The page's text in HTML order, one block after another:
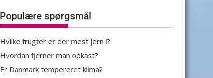
Populære spørgsmål
Hvilke frugter er der mest jern i?
Hvordan fjerner man opkast?
Er Danmark tempereret klima?